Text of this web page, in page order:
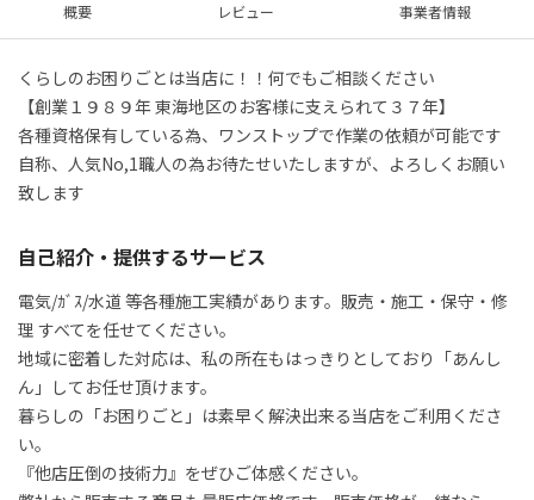
概要 レビュー 事業者情報
くらしのお困りごとは当店に！！何でもご相談ください
【創業１９８９年 東海地区のお客様に支えられて３７年】
各種資格保有している為、ワンストップで作業の依頼が可能です
自称、人気No,1職人の為お待たせいたしますが、よろしくお願い
致します
自己紹介・提供するサービス
電気/ｶﾞｽ/水道 等各種施工実績があります。販売・施工・保守・修
理 すべてを任せてください。
地域に密着した対応は、私の所在もはっきりとしており「あんし
ん」してお任せ頂けます。
暮らしの「お困りごと」は素早く解決出来る当店をご利用くださ
い。
『他店圧倒の技術力』をぜひご体感ください。